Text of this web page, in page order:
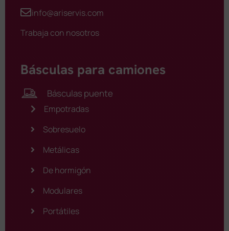
info@ariservis.com
Trabaja con nosotros
Básculas para camiones
Básculas puente
Empotradas
Sobresuelo
Metálicas
De hormigón
Modulares
Portátiles